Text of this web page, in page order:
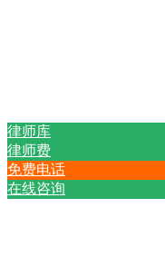
律师库
律师费
免费电话
在线咨询